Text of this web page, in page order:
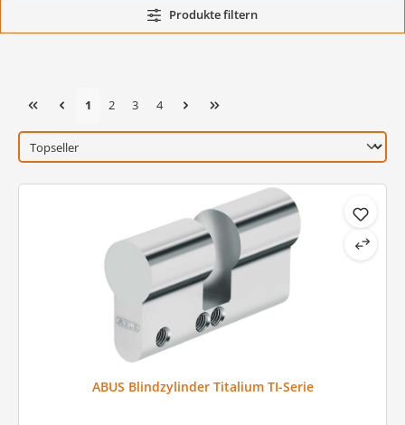
Produkte filtern
Seite
1 Seite
2 Seite
3 Seite
4
ABUS Blindzylinder Titalium TI-Serie